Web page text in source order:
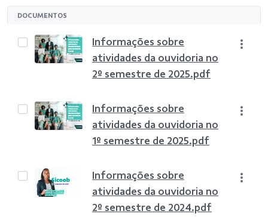
DOCUMENTOS
Informações sobre
atividades da ouvidoria no
2º semestre de 2025.pdf
Informações sobre
atividades da ouvidoria no
1º semestre de 2025.pdf
Informações sobre
atividades da ouvidoria no
2º semestre de 2024.pdf